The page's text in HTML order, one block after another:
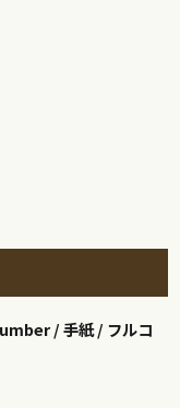
/ 手紙 / フルコ